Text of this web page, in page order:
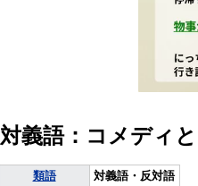
対義語：コメディ
類語 対義語・反対語